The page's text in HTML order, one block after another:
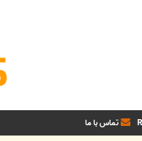
تماس با ما